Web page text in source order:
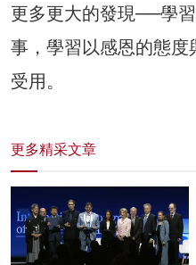
更多更大的發現──學
事，學習以感恩的態度
受用。
更多精采文章